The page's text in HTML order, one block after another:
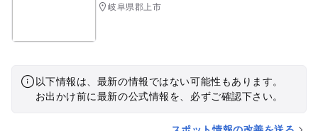
岐阜県郡上市
以下情報は、最新の情報ではない可能性もあります。
お出かけ前に最新の公式情報を、必ずご確認下さい。